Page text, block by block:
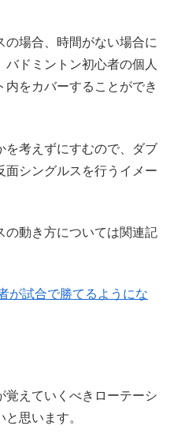
の場合、時間がない場合に
ドミントン初心者の個人
をカバーすることができ
を考えずにすむので、ダブ
シングルスを行うイメー
動き方については関連記
が試合で勝てるようにな
えていくべきローテーシ
思います。